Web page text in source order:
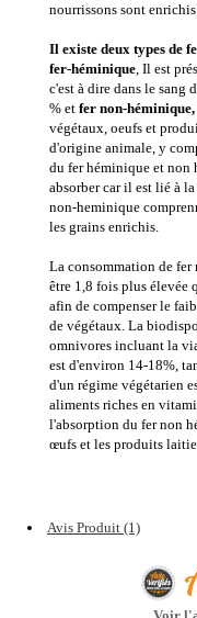
nourrissons sont enrichis
Il existe deux types de
fer-héminique, Il est
c'est à dire dans le sang
% et fer non-héminique,
végétaux, oeufs et
d'origine animale, y
du fer héminique et non
absorber car il est lié à
non-heminique
les grains enrichis.
La consommation de fer
être 1,8 fois plus élevée
afin de compenser le
de végétaux. La
omnivores incluant la
est d'environ 14-18%,
d'un régime végétarien
aliments riches en
l'absorption du fer non
œufs et les produits
Avis Produit (1)